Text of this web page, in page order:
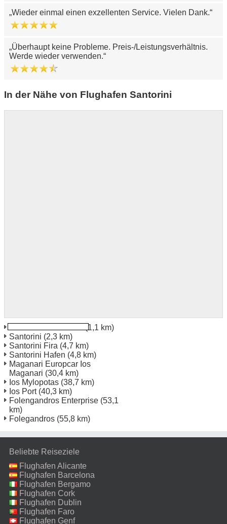
Wieder einmal einen exzellenten Service. Vielen Dank.
Überhaupt keine Probleme. Preis-/Leistungsverhältnis.
Werde wieder verwenden.
In der Nähe von Flughafen Santorini
(1,1 km)
Santorini (2,3 km)
Santorini Fira (4,7 km)
Santorini Hafen (4,8 km)
Maganari Europcar Ios
Maganari (30,4 km)
Ios Mylopotas (38,7 km)
Ios Port(40,3 km)
Folengandros Enterprise (53,1
km)
Folegandros (55,8 km)
Beliebte Reiseziele
Flughafen Alicante
Flughafen Barcelona
Flughafen Bergamo
Flughafen Cork
Flughafen Dublin
Flughafen Faro
Flughafen Genf